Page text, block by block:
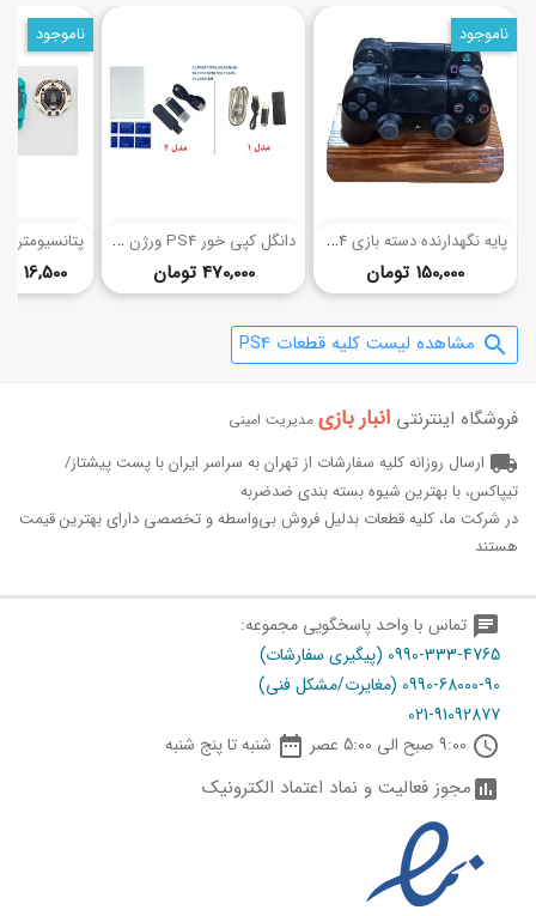
پ
ایه نگهدارنده دسته بازی PS4 چوبی
قیمت 150,000 تومان
ناموجود
د
انگل کپی خور PS4 ورژن 11 (تمام مدل‌ها)
قیمت470,000 تومان 16,500
ناموجود
search مشاهده لیست کلیه قطعات PS4
فروشگاه اینترنتی انبار بازی‌ مدیریت امینی
local_shipping ارسال روزانه کلیه سفارشات از تهران به سراسر ایران با پست پیشتاز/
تیپاکس، با بهترین شیوه بسته بندی ضدضربه
در شرکت ما، کلیه قطعات بدلیل فروش بی‌واسطه و تخصصی دارای بهترین قیمت
هستند
chat تماس با واحد پاسخگویی مجموعه:
0990-333-4765 (پیگیری سفارشات)
0990-68000-90 (مغایرت/مشکل فنی)
021-91092877
schedule
 شنبه تا پنج شنبه
assessmentمجوز فعالیت و نماد اعتماد الکترونیک